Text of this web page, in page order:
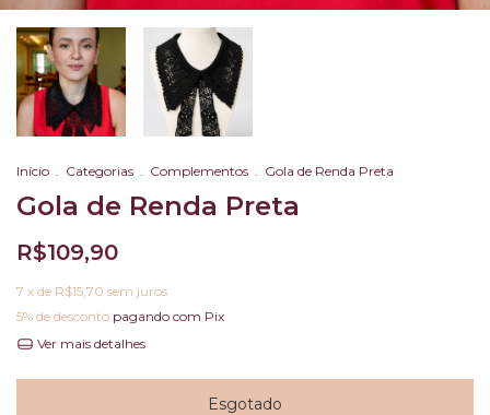
Início . Categorias . Complementos . Gola de Renda Preta
Gola de Renda Preta
R$109,90
7 x de R$15,70 sem juros
5% de desconto pagando com Pix
Ver mais detalhes